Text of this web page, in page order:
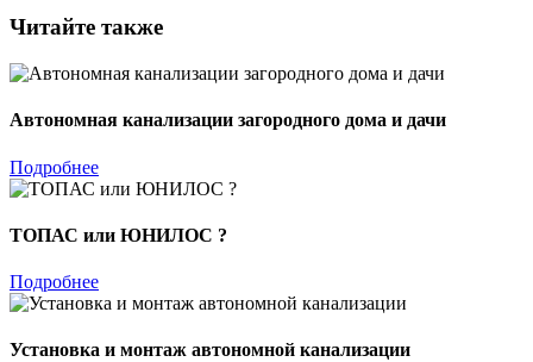
Читайте также
Автономная канализации загородного дома и дачи
Подробнее
ТОПАС или ЮНИЛОС ?
Подробнее
Установка и монтаж автономной канализации